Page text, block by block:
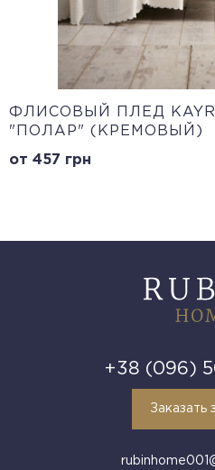
ФЛИСОВЫЙ ПЛЕД
"ПОЛАР" (КРЕМОВЫЙ)
от 457 грн
+38 (096)
Заказать